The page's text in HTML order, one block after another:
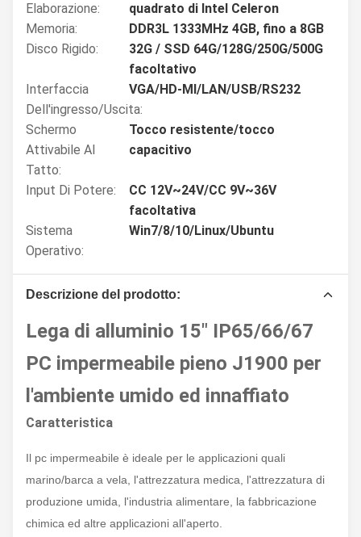
Elaborazione:
quadrato di Intel Celeron
Memoria:
DDR3L 1333MHz 4GB, fino a 8GB
Disco Rigido:
32G / SSD 64G/128G/250G/500G
facoltativo
Interfaccia
Dell'ingresso/uscita:
VGA/HD-MI/LAN/USB/RS232
Schermo
Attivabile Al
Tatto:
Tocco resistente/tocco
capacitivo
Input Di Potere:
CC 12V~24V/CC 9V~36V
facoltativa
Sistema
Operativo:
Win7/8/10/Linux/Ubuntu
Descrizione del prodotto:
Lega di alluminio 15" IP65/66/67
PC impermeabile pieno J1900 per
l'ambiente umido ed innaffiato
Caratteristica
Il pc impermeabile è ideale per le applicazioni quali
marino/barca a vela, l'attrezzatura medica, l'attrezzatura di
produzione umida, l'industria alimentare, la fabbricazione
chimica ed altre applicazioni all'aperto.